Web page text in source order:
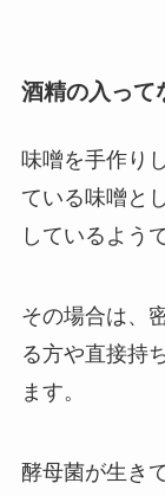
酒精の入って
味噌を手作り
ている味噌と
しているよう
その場合は、
る方や直接持
ます。
酵母菌が生き